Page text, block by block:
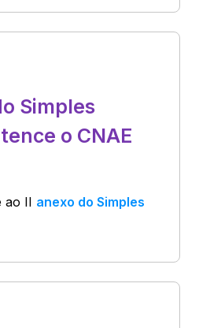
Simples
o CNAE
ao II anexo do Simples